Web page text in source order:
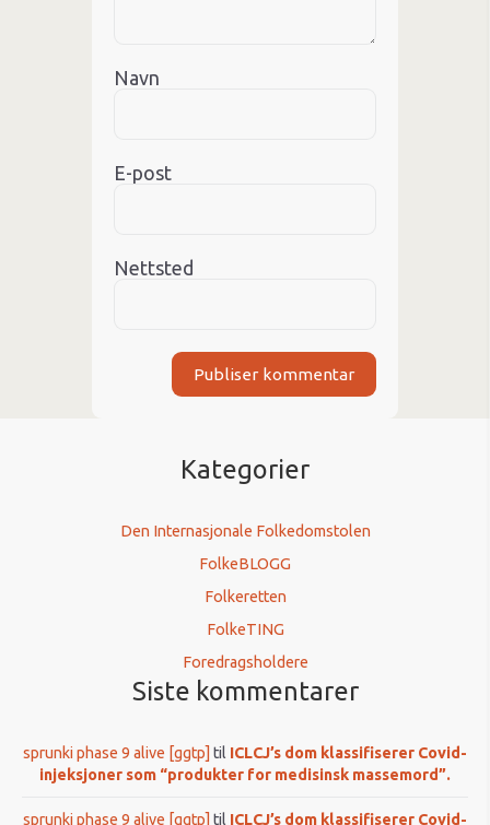
Navn
E-post
Nettsted
Kategorier
Den Internasjonale Folkedomstolen
FolkeBLOGG
Folkeretten
FolkeTING
Foredragsholdere
Siste kommentarer
sprunki phase 9 alive [ggtp] til ICLCJ’s dom klassifiserer Covid-
injeksjoner som “produkter for medisinsk massemord”.
sprunki phase 9 alive [ggtp] til ICLCJ’s dom klassifiserer Covid-